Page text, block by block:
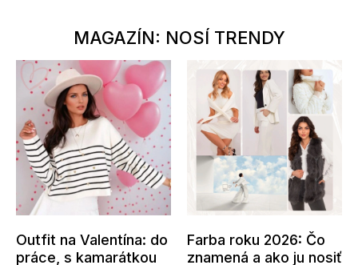
MAGAZÍN: NOSÍ TRENDY
Outfit na Valentína: do
práce, s kamarátkou
Farba roku 2026: Čo
znamená a ako ju nosiť